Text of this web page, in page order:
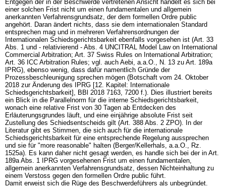
Entgegen der in der Beschwerde vertretenen Ansicht handelt es sich bei
einer solchen Frist nicht um einen fundamentalen und allgemein
anerkannten Verfahrensgrundsatz, der dem formellen Ordre public
angehört. Daran ändert nichts, dass sie dem internationalen Standard
entsprechen mag und in mehreren Verfahrensordnungen der
Internationalen Schiedsgerichtsbarkeit ebenfalls vorgesehen ist (Art. 33
Abs. 1 und - relativierend - Abs. 4 UNCITRAL Model Law on International
Commercial Arbitration; Art. 37 Swiss Rules on International Arbitration;
Art. 36 ICC Arbitration Rules; vgl. auch Aebi, a.a.O., N. 13 zu Art. 189a
IPRG), ebenso wenig, dass dafür namentlich Gründe der
Prozessbeschleunigung sprechen mögen (Botschaft vom 24. Oktober
2018 zur Änderung des IPRG [12. Kapitel: Internationale
Schiedsgerichtsbarkeit], BBl 2018 7163, 7200 f.). Dies illustriert bereits
ein Blick in die Parallelnorm für die interne Schiedsgerichtsbarkeit,
wonach eine relative Frist von 30 Tagen ab Entdecken des
Erläuterungsgrundes läuft, und eine einjährige absolute Frist seit
Zustellung des Schiedsentscheids gilt (Art. 388 Abs. 2 ZPO). In der
Literatur gibt es Stimmen, die sich auch für die internationale
Schiedsgerichtsbarkeit für eine entsprechende Regelung aussprechen
und sie für "more reasonable" halten (Berger/Kellerhals, a.a.O., Rz.
1525a). Es kann daher nicht gesagt werden, es handle sich bei der in Art.
189a Abs. 1 IPRG vorgesehenen Frist um einen fundamentalen,
allgemein anerkannten Verfahrensgrundsatz, dessen Nichteinhaltung zu
einem Verstoss gegen den formellen Ordre public führt.
Damit erweist sich die Rüge des Beschwerdeführers als unbegründet.